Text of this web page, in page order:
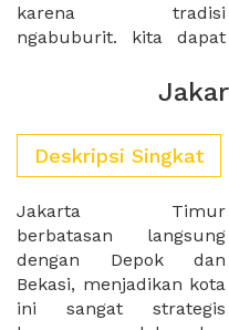
karena tradisi
ngabuburit. kita dapat
Deskripsi Singkat
Jakarta Timur
berbatasan langsung
dengan Depok dan
Bekasi, menjadikan kota
ini sangat strategis
bisnis di Jakarta Timur
berada di Bantar
Gebang dn Cakung yang
telah di resmikan
sebagai pusat bisnis di